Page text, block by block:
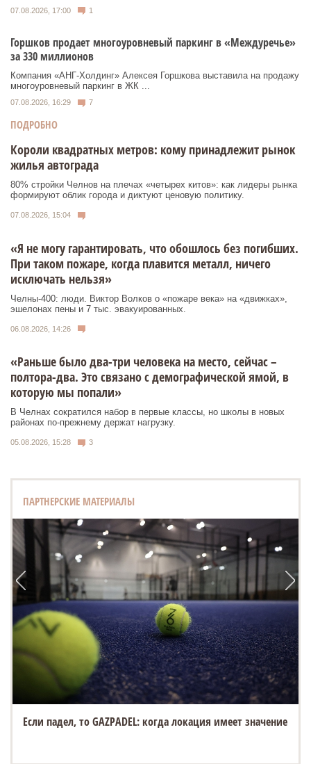
07.08.2026, 17:00 1
Горшков продает многоуровневый паркинг в «Междуречье»
за 330 миллионов
Компания «АНГ-Холдинг» Алексея Горшкова выставила на продажу
многоуровневый паркинг в ЖК ...
07.08.2026, 16:29 7
ПОДРОБНО
Короли квадратных метров: кому принадлежит рынок
жилья автограда
80% стройки Челнов на плечах «четырех китов»: как лидеры рынка
формируют облик города и диктуют ценовую политику.
07.08.2026, 15:04
«Я не могу гарантировать, что обошлось без погибших.
При таком пожаре, когда плавится металл, ничего
исключать нельзя»
Челны-400: люди. Виктор Волков о «пожаре века» на «движках»,
эшелонах пены и 7 тыс. эвакуированных.
06.08.2026, 14:26
«Раньше было два-три человека на место, сейчас –
полтора-два. Это связано с демографической ямой, в
которую мы попали»
В Челнах сократился набор в первые классы, но школы в новых
районах по-прежнему держат нагрузку.
05.08.2026, 15:28 3
ПАРТНЕРСКИЕ МАТЕРИАЛЫ
Если падел, то GAZPADEL: когда локация имеет значение